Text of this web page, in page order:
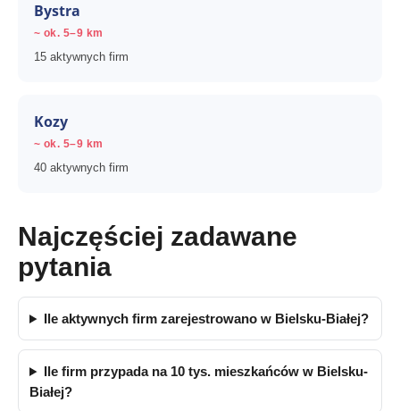
Bystra
~ ok. 5–9 km
15 aktywnych firm
Kozy
~ ok. 5–9 km
40 aktywnych firm
Najczęściej zadawane
pytania
Ile aktywnych firm zarejestrowano w Bielsku-Białej?
Ile firm przypada na 10 tys. mieszkańców w Bielsku-
Białej?